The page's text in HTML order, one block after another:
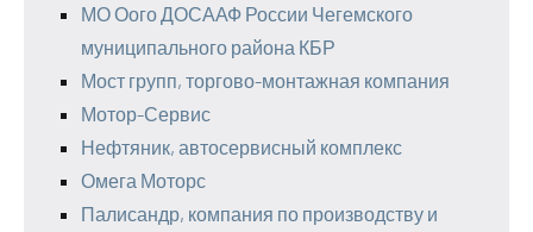
МО Оого ДОСААФ России Чегемского
муниципального района КБР
Мост групп, торгово-монтажная компания
Мотор-Сервис
Нефтяник, автосервисный комплекс
Омега Моторс
Палисандр, компания по производству и